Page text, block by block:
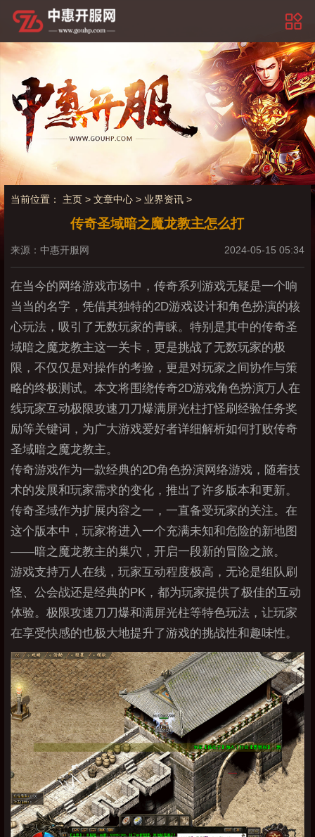
当前位置： 主页> 文章中心> 业界资讯>
传奇圣域暗之魔龙教主怎么打
来源：中惠开服网 2024-05-15 05:34
在当今的网络游戏市场中，传奇系列游戏无疑是一个响
当当的名字，凭借其独特的2D游戏设计和角色扮演的核
心玩法，吸引了无数玩家的青睐。特别是其中的传奇圣
域暗之魔龙教主这一关卡，更是挑战了无数玩家的极
限，不仅仅是对操作的考验，更是对玩家之间协作与策
略的终极测试。本文将围绕传奇2D游戏角色扮演万人在
线玩家互动极限攻速刀刀爆满屏光柱打怪刷经验任务奖
励等关键词，为广大游戏爱好者详细解析如何打败传奇
圣域暗之魔龙教主。
传奇游戏作为一款经典的2D角色扮演网络游戏，随着技
术的发展和玩家需求的变化，推出了许多版本和更新。
传奇圣域作为扩展内容之一，一直备受玩家的关注。在
这个版本中，玩家将进入一个充满未知和危险的新地图
——暗之魔龙教主的巢穴，开启一段新的冒险之旅。
游戏支持万人在线，玩家互动程度极高，无论是组队刷
怪、公会战还是经典的PK，都为玩家提供了极佳的互动
体验。极限攻速刀刀爆和满屏光柱等特色玩法，让玩家
在享受快感的也极大地提升了游戏的挑战性和趣味性。